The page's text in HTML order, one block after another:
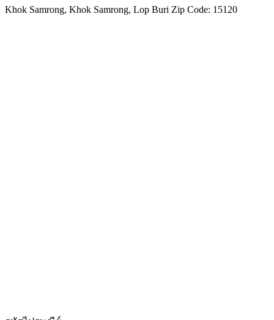
Khok Samrong, Khok Samrong, Lop Buri Zip Code: 15120